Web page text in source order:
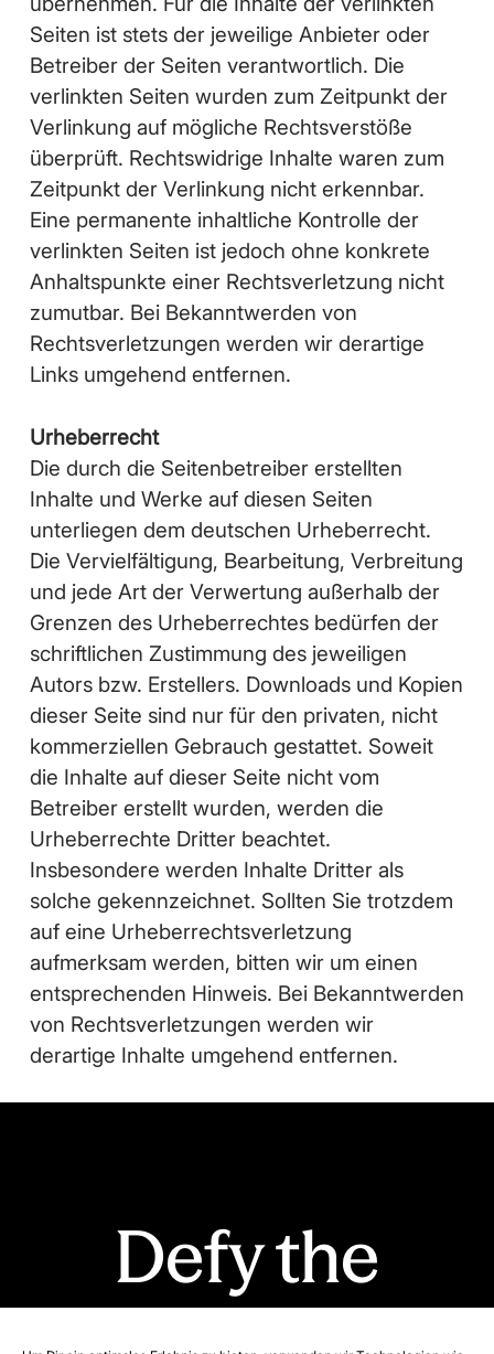
Seiten ist stets der jeweilige Anbieter oder
Betreiber der Seiten verantwortlich. Die
verlinkten Seiten wurden zum Zeitpunkt der
Verlinkung auf mögliche Rechtsverstöße
überprüft. Rechtswidrige Inhalte waren zum
Zeitpunkt der Verlinkung nicht erkennbar.
Eine permanente inhaltliche Kontrolle der
verlinkten Seiten ist jedoch ohne konkrete
Anhaltspunkte einer Rechtsverletzung nicht
zumutbar. Bei Bekanntwerden von
Rechtsverletzungen werden wir derartige
Links umgehend entfernen.
Urheberrecht
Die durch die Seitenbetreiber erstellten
Inhalte und Werke auf diesen Seiten
unterliegen dem deutschen Urheberrecht.
Die Vervielfältigung, Bearbeitung, Verbreitung
und jede Art der Verwertung außerhalb der
Grenzen des Urheberrechtes bedürfen der
schriftlichen Zustimmung des jeweiligen
Autors bzw. Erstellers. Downloads und Kopien
dieser Seite sind nur für den privaten, nicht
kommerziellen Gebrauch gestattet. Soweit
die Inhalte auf dieser Seite nicht vom
Betreiber erstellt wurden, werden die
Urheberrechte Dritter beachtet.
Insbesondere werden Inhalte Dritter als
solche gekennzeichnet. Sollten Sie trotzdem
auf eine Urheberrechtsverletzung
aufmerksam werden, bitten wir um einen
entsprechenden Hinweis. Bei Bekanntwerden
von Rechtsverletzungen werden wir
derartige Inhalte umgehend entfernen.
Defy the